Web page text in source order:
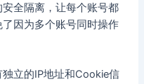
全隔离，让每个账号都
因为多个账号同时操作
立的IP地址和Cookie信